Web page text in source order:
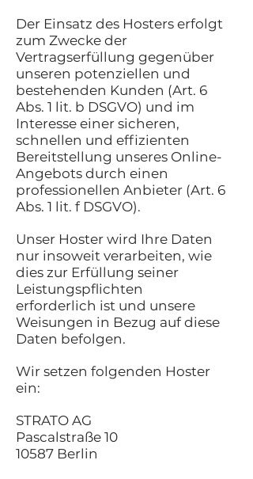
Der Einsatz des Hosters erfolgt
zum Zwecke der
Vertragserfüllung gegenüber
unseren potenziellen und
bestehenden Kunden (Art. 6
Abs. 1 lit. b DSGVO) und im
Interesse einer sicheren,
schnellen und effizienten
Bereitstellung unseres Online-
Angebots durch einen
professionellen Anbieter (Art. 6
Abs. 1 lit. f DSGVO).
Unser Hoster wird Ihre Daten
nur insoweit verarbeiten, wie
dies zur Erfüllung seiner
Leistungspflichten
erforderlich ist und unsere
Weisungen in Bezug auf diese
Daten befolgen.
Wir setzen folgenden Hoster
ein:
STRATO AG
Pascalstraße 10
10587 Berlin